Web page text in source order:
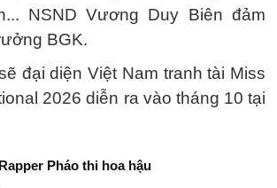
NSND Vương Duy Biên đảm
BGK.
đại diện Việt Nam tranh tài Miss
2026 diễn ra vào tháng 10 tại
Rapper Pháo thi hoa hậu